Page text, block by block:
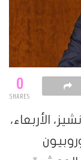
0
SHARES
الأربعاء،